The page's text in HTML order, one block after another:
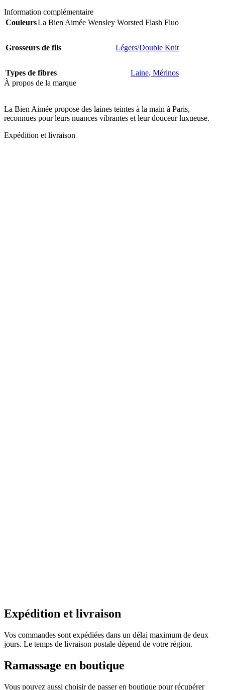
Information complémentaire
CouleursLa Bien Aimée Wensley Worsted Flash Fluo
Grosseurs de fils Légers/Double Knit
Types de fibres Laine, Mérinos
À propos de la marque
La Bien Aimée propose des laines teintes à la main à Paris,
reconnues pour leurs nuances vibrantes et leur douceur luxueuse.
Expédition et livraison
Expédition et livraison
Vos commandes sont expédiées dans un délai maximum de deux
jours. Le temps de livraison postale dépend de votre région.
Ramassage en boutique
Vous pouvez aussi choisir de passer en boutique pour récupérer